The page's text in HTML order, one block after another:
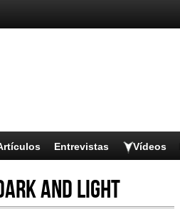
Entrevistas Vídeos
and Light